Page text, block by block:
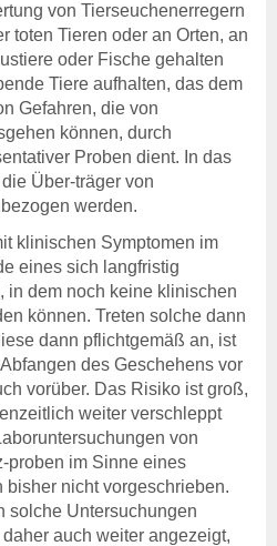
von Tierseuchenerregern
toten Tieren oder an Orten, an
oder Fische gehalten
Tiere aufhalten, das dem
Gefahren, die von
können, durch
Proben dient. In das
Über-träger von
werden.
klinischen Symptomen im
eines sich langfristig
in dem noch keine klinischen
können. Treten solche dann
dann pflichtgemäß an, ist
des Geschehens vor
vorüber. Das Risiko ist groß,
weiter verschleppt
von
proben im Sinne eines
bisher nicht vorgeschrieben.
solche Untersuchungen
auch weiter angezeigt,